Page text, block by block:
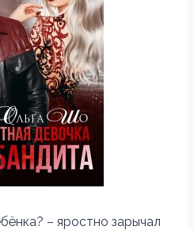
– яростно зарычал